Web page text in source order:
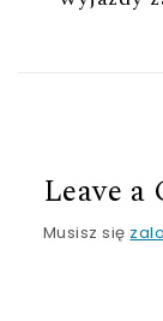
Leave a
Musisz się